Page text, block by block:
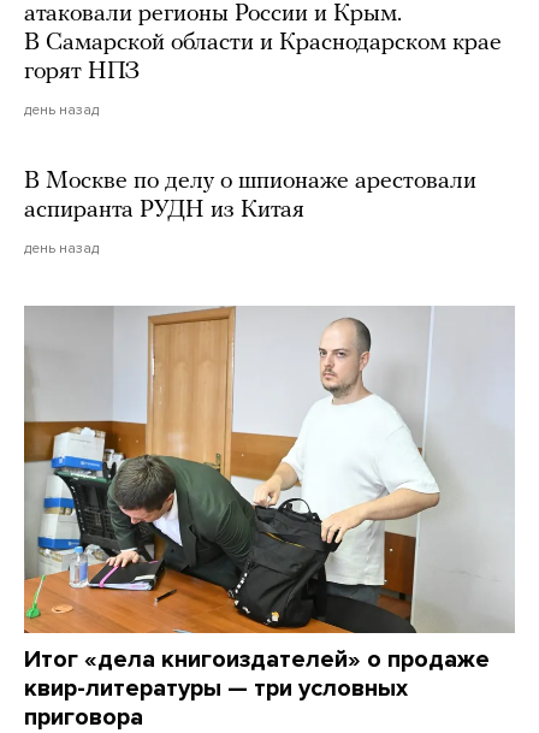
атаковали регионы России и Крым.
В Самарской области и Краснодарском крае
горят НПЗ
день назад
В Москве по делу о шпионаже арестовали
аспиранта РУДН из Китая
день назад
Итог «дела книгоиздателей» о продаже
квир-литературы — три условных
приговора